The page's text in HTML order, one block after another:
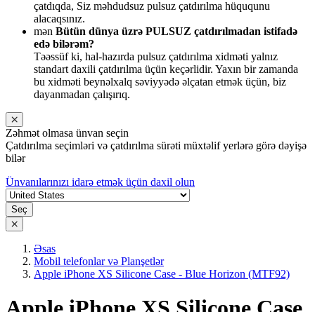
çatdıqda, Siz məhdudsuz pulsuz çatdırılma hüququnu
alacaqsınız.
mən Bütün dünya üzrə PULSUZ çatdırılmadan istifadə
edə bilərəm?
Təəssüf ki, hal-hazırda pulsuz çatdırılma xidməti yalnız
standart daxili çatdırılma üçün keçərlidir. Yaxın bir zamanda
bu xidməti beynəlxalq səviyyədə əlçatan etmək üçün, biz
dayanmadan çalışırıq.
Zəhmət olmasa ünvan seçin
Çatdırılma seçimləri və çatdırılma sürəti müxtəlif yerlərə görə dəyişə
bilər
Ünvanılarınızı idarə etmək üçün daxil olun
Seç
Əsas
Mobil telefonlar və Planşetlər
Apple iPhone XS Silicone Case - Blue Horizon (MTF92)